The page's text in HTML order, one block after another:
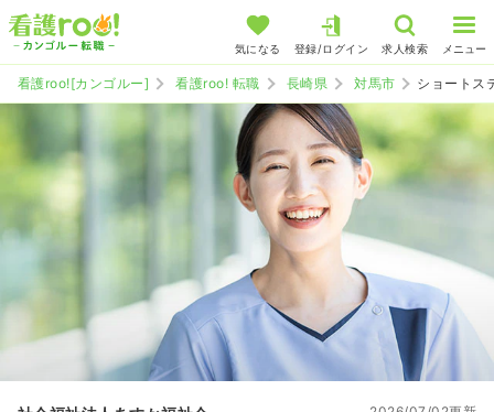
気になる 登録/ログイン 求人検索 メニュー
看護roo![カンゴルー] 看護roo! 転職 長崎県 対馬市 ショートス